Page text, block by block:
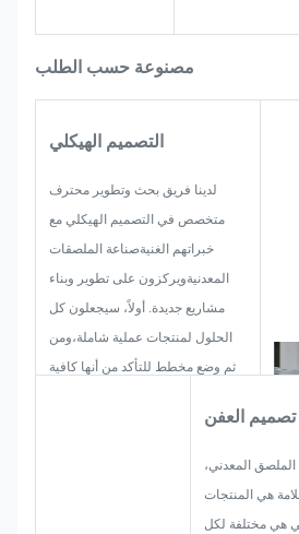
مصنوعة حسب الطلب
التصميم الهيكلي
لدينا فريق بحث وتطوير محترف
متخصص في التصميم الهيكلي مع
خبراتهم الغنيةصناعة الملصقات
المعدنيةويركزون على تطوير وبناء
مشاريع جديدة. أولاً، سيجعلون كل
الحلول لمنتجات عملية شاملة،ومن
ثم وضع مخطط للتأكد من أنها كافية
عند البدء في تطوير لوحة اسم، ملصق
العفن
المعدني،
المنتجات
لكل